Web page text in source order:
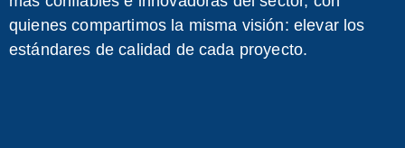
quienes compartimos la misma visión: elevar los
estándares de calidad de cada proyecto.